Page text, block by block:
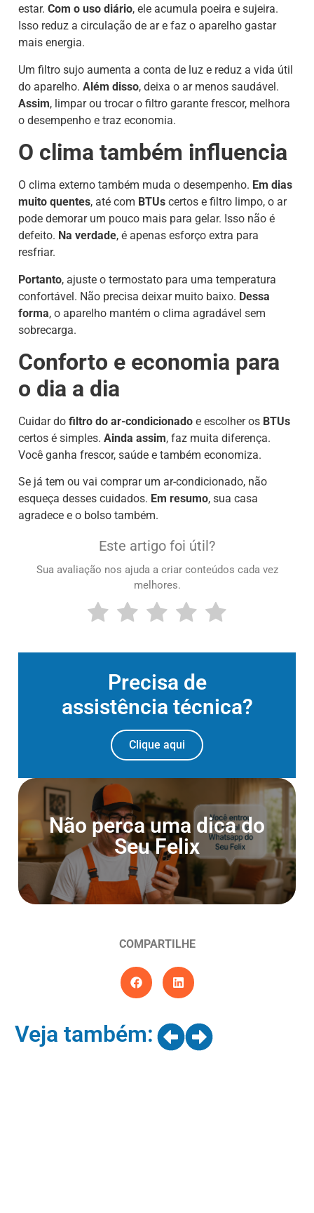
estar. Com o uso diário, ele acumula poeira e sujeira.
Isso reduz a circulação de ar e faz o aparelho gastar
mais energia.
Um filtro sujo aumenta a conta de luz e reduz a vida útil
do aparelho. Além disso, deixa o ar menos saudável.
Assim, limpar ou trocar o filtro garante frescor, melhora
o desempenho e traz economia.
O clima também influencia
O clima externo também muda o desempenho. Em dias
muito quentes, até com BTUs certos e filtro limpo, o ar
pode demorar um pouco mais para gelar. Isso não é
defeito. Na verdade, é apenas esforço extra para
resfriar.
Portanto, ajuste o termostato para uma temperatura
confortável. Não precisa deixar muito baixo. Dessa
forma, o aparelho mantém o clima agradável sem
sobrecarga.
Conforto e economia para
o dia a dia
Cuidar do filtro do ar-condicionado e escolher os BTUs
certos é simples. Ainda assim, faz muita diferença.
Você ganha frescor, saúde e também economiza.
Se já tem ou vai comprar um ar-condicionado, não
esqueça desses cuidados. Em resumo, sua casa
agradece e o bolso também.
Este artigo foi útil?
Sua avaliação nos ajuda a criar conteúdos cada vez
melhores.
Precisa de
assistência técnica?
Clique aqui
Não perca uma dica do
Seu Felix
Entre para o Canal do
Whatsapp
Entrar agora
COMPARTILHE
Veja também: